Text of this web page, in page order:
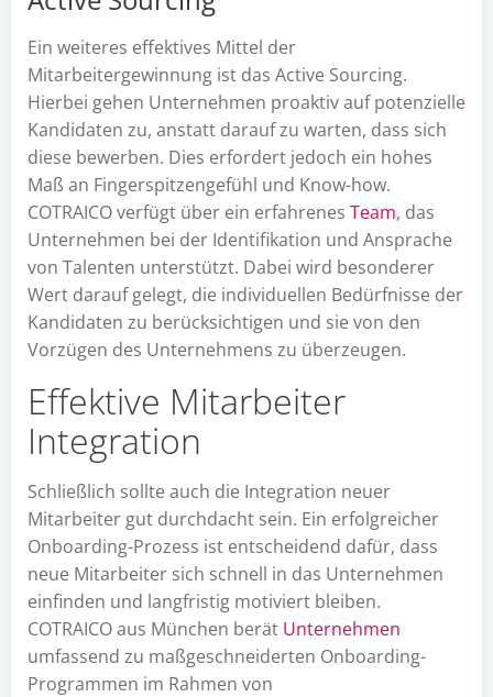
Ein weiteres effektives Mittel der
Mitarbeitergewinnung ist das Active Sourcing.
Hierbei gehen Unternehmen proaktiv auf potenzielle
Kandidaten zu, anstatt darauf zu warten, dass sich
diese bewerben. Dies erfordert jedoch ein hohes
Maß an Fingerspitzengefühl und Know-how.
COTRAICO verfügt über ein erfahrenes Team, das
Unternehmen bei der Identifikation und Ansprache
von Talenten unterstützt. Dabei wird besonderer
Wert darauf gelegt, die individuellen Bedürfnisse der
Kandidaten zu berücksichtigen und sie von den
Vorzügen des Unternehmens zu überzeugen.
Effektive Mitarbeiter
Integration
Schließlich sollte auch die Integration neuer
Mitarbeiter gut durchdacht sein. Ein erfolgreicher
Onboarding-Prozess ist entscheidend dafür, dass
neue Mitarbeiter sich schnell in das Unternehmen
einfinden und langfristig motiviert bleiben.
COTRAICO aus München berät Unternehmen
umfassend zu maßgeschneiderten Onboarding-
Programmen im Rahmen von